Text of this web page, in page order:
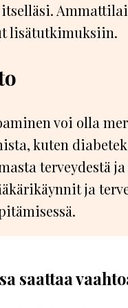
lisätutkimuksiin.
voi olla
kuten
terveydestä
ja
saattaa